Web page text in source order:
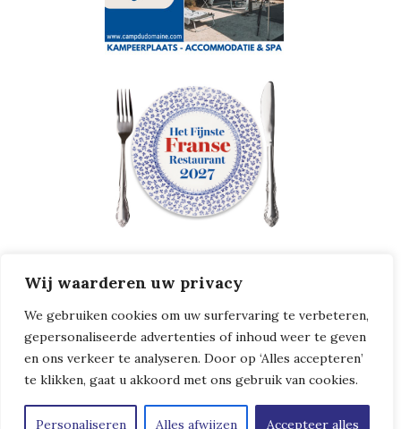
Wij waarderen uw privacy
We gebruiken cookies om uw surfervaring te verbeteren,
gepersonaliseerde advertenties of inhoud weer te geven
en ons verkeer te analyseren. Door op ‘Alles accepteren’
te klikken, gaat u akkoord met ons gebruik van cookies.
Personaliseren Alles afwijzen Accepteer alles
Copyright © Leven in Frankrijk | Algemene Voorwaarden | Privacybeleid